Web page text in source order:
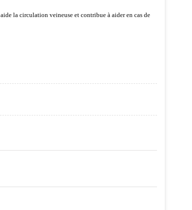
aide la circulation veineuse et contribue à aider en cas de